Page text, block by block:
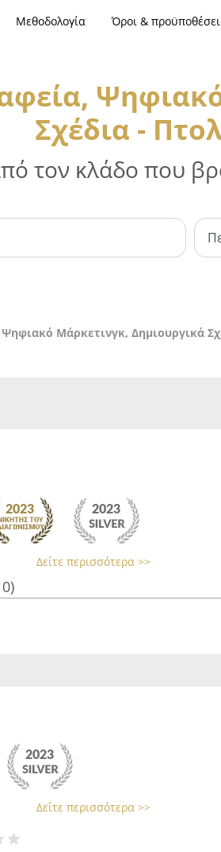
Μεθοδολογία Όροι &
Σχέδια -
τον κλάδο που
Μάρκετινγκ, Δημιουργικά
Δείτε περισσότερα >>
Δείτε περισσότερα >>